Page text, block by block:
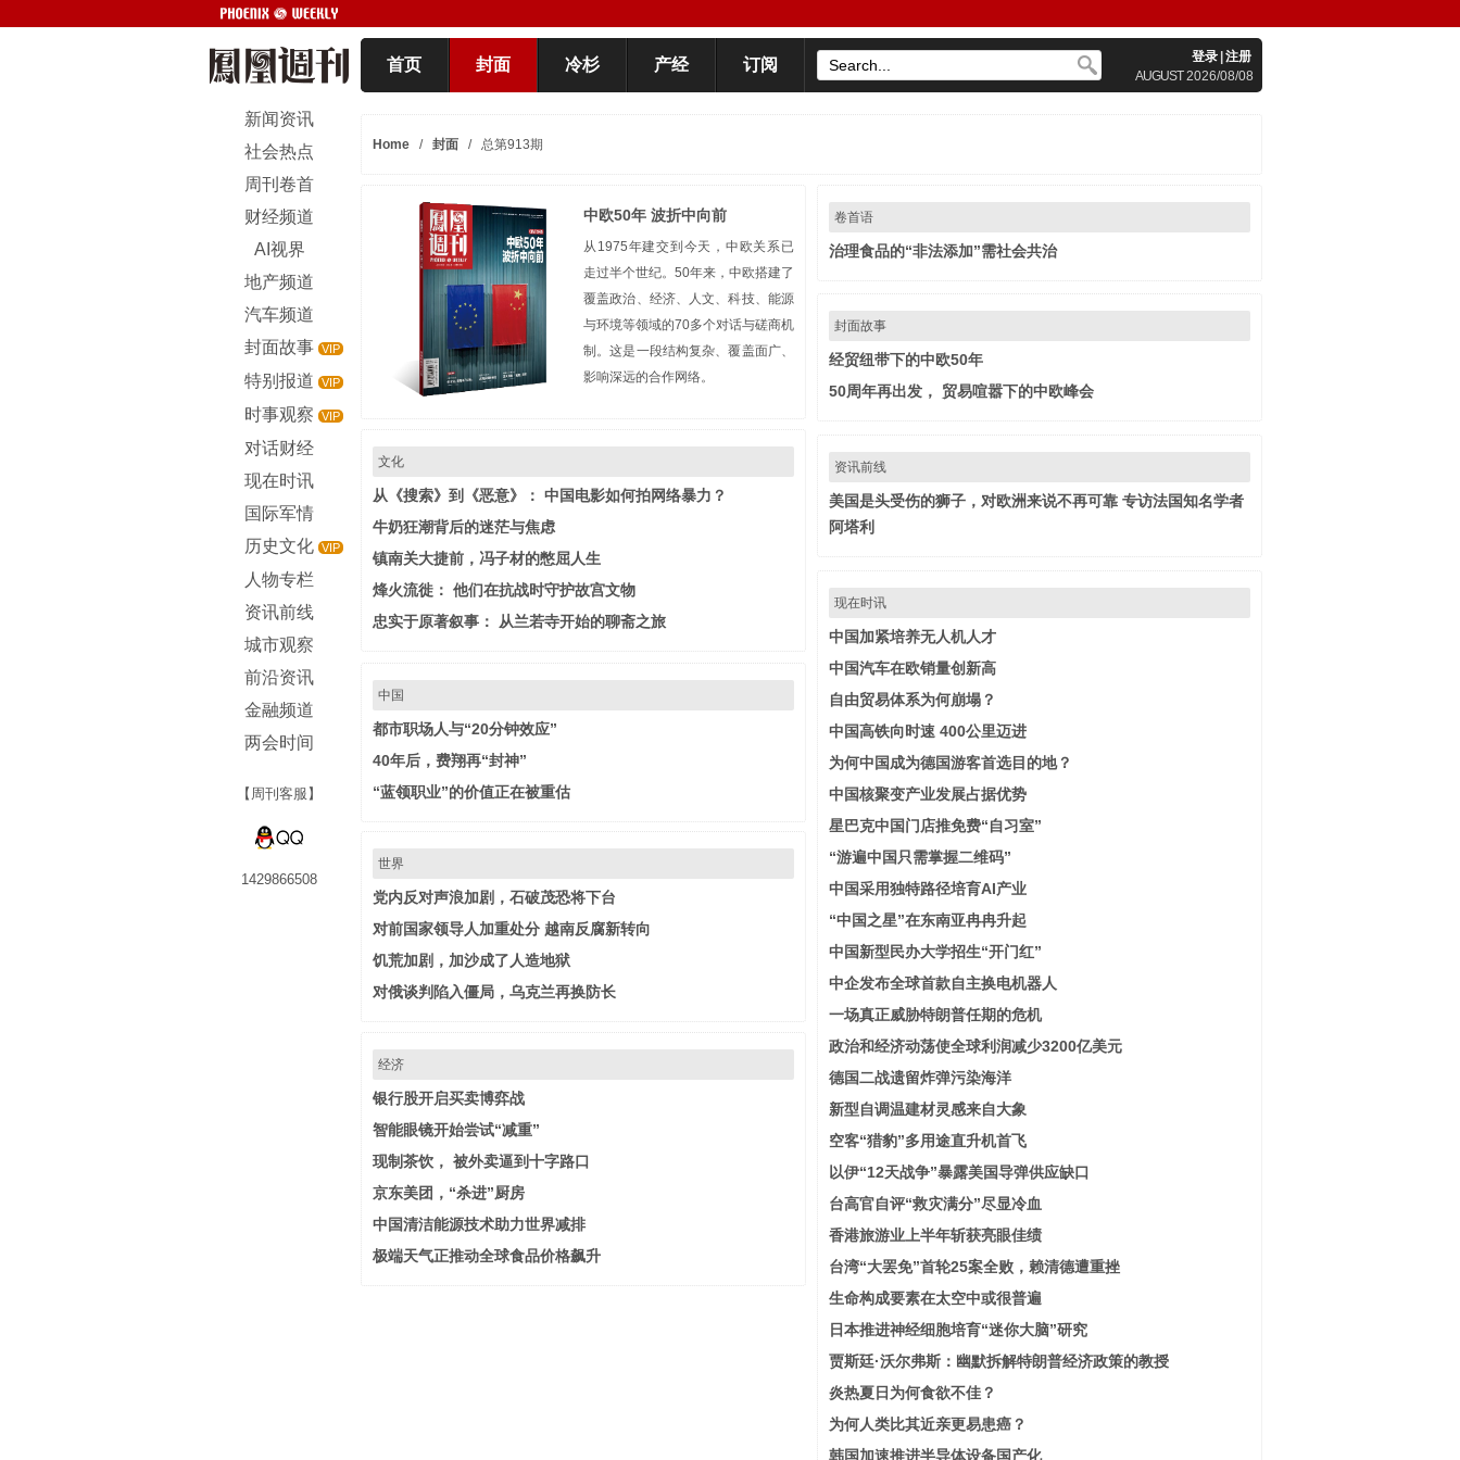
首页 封面 冷杉 产经 订阅 登录 注册
AUGUST2026/08/08
新闻资讯
社会热点
周刊卷首
财经频道
AI视界
地产频道
汽车频道
封面故事 VIP
特别报道 VIP
时事观察 VIP
对话财经
现在时讯
国际军情
历史文化 VIP
人物专栏
资讯前线
城市观察
前沿资讯
金融频道
两会时间
【周刊客服】
1429866508
Home / 封面 / 总第913期
中欧50年 波折中向前
从1975年建交到今天，中欧关系已
走过半个世纪。50年来，中欧搭建了
覆盖政治、经济、人文、科技、能源
与环境等领域的70多个对话与磋商机
制。这是一段结构复杂、覆盖面广、
影响深远的合作网络。
卷首语
治理食品的“非法添加”需社会共治
封面故事
经贸纽带下的中欧50年
50周年再出发， 贸易喧嚣下的中欧峰会
文化
从《搜索》到《恶意》： 中国电影如何拍网络暴力？
牛奶狂潮背后的迷茫与焦虑
镇南关大捷前，冯子材的憋屈人生
烽火流徙： 他们在抗战时守护故宫文物
忠实于原著叙事： 从兰若寺开始的聊斋之旅
资讯前线
美国是头受伤的狮子，对欧洲来说不再可靠 专访法国知名学者
阿塔利
现在时讯
中国加紧培养无人机人才
中国汽车在欧销量创新高
自由贸易体系为何崩塌？
中国高铁向时速 400公里迈进
为何中国成为德国游客首选目的地？
中国核聚变产业发展占据优势
星巴克中国门店推免费“自习室”
“游遍中国只需掌握二维码”
中国采用独特路径培育AI产业
“中国之星”在东南亚冉冉升起
中国新型民办大学招生“开门红”
中企发布全球首款自主换电机器人
一场真正威胁特朗普任期的危机
政治和经济动荡使全球利润减少3200亿美元
德国二战遗留炸弹污染海洋
新型自调温建材灵感来自大象
空客“猎豹”多用途直升机首飞
以伊“12天战争”暴露美国导弹供应缺口
台高官自评“救灾满分”尽显冷血
香港旅游业上半年斩获亮眼佳绩
台湾“大罢免”首轮25案全败，赖清德遭重挫
生命构成要素在太空中或很普遍
日本推进神经细胞培育“迷你大脑”研究
贾斯廷·沃尔弗斯：幽默拆解特朗普经济政策的教授
炎热夏日为何食欲不佳？
为何人类比其近亲更易患癌？
韩国加速推进半导体设备国产化
中国
都市职场人与“20分钟效应”
40年后，费翔再“封神”
“蓝领职业”的价值正在被重估
世界
党内反对声浪加剧，石破茂恐将下台
对前国家领导人加重处分 越南反腐新转向
饥荒加剧，加沙成了人造地狱
对俄谈判陷入僵局，乌克兰再换防长
经济
银行股开启买卖博弈战
智能眼镜开始尝试“减重”
现制茶饮， 被外卖逼到十字路口
京东美团，“杀进”厨房
中国清洁能源技术助力世界减排
极端天气正推动全球食品价格飙升